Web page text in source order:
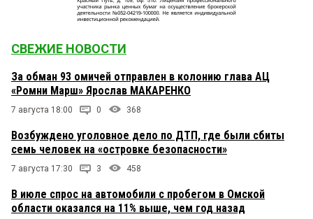
СВЕЖИЕ НОВОСТИ
За обман 93 омичей отправлен в колонию глава АЦ
«Ромни Марш» Ярослав МАКАРЕНКО
7 августа 18:00 0 368
Возбуждено уголовное дело по ДТП, где были сбиты
семь человек на «островке безопасности»
7 августа 17:30 3 458
В июле спрос на автомобили с пробегом в Омской
области оказался на 11% выше, чем год назад